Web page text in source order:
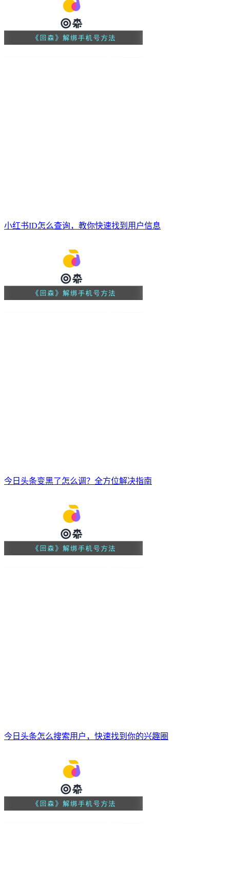
小红书ID怎么查询，教你快速找到用户信息
今日头条变黑了怎么调？全方位解决指南
今日头条怎么搜索用户，快速找到你的兴趣圈